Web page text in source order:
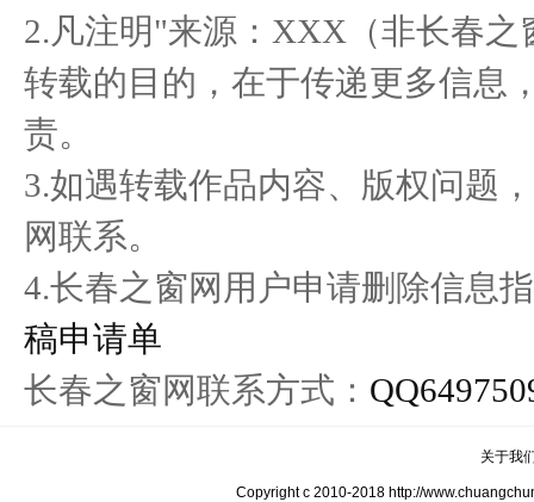
2.凡注明"来源：XXX（非长春
转载的目的，在于传递更多信息
责。
3.如遇转载作品内容、版权问题
网联系。
4.长春之窗网用户申请删除信息
稿申请单
长春之窗网联系方式：
关于我
Copyright c 2010-2018 http://